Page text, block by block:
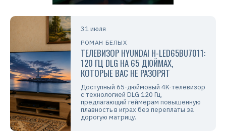
31 июля
РОМАН БЕЛЫХ
ТЕЛЕВИЗОР HYUNDAI H-LED65BU7011:
120 ГЦ DLG НА 65 ДЮЙМАХ,
КОТОРЫЕ ВАС НЕ РАЗОРЯТ
Доступный 65-дюймовый 4K-телевизор
с технологией DLG 120 Гц,
предлагающий геймерам повышенную
плавность в играх без переплаты за
дорогую матрицу.